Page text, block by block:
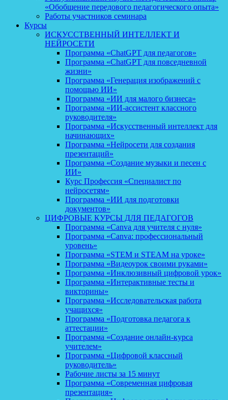
«Обобщение передового педагогического опыта»
Работы участников семинара
Курсы
ИСКУССТВЕННЫЙ ИНТЕЛЛЕКТ И
НЕЙРОСЕТИ
Программа «ChatGPT для педагогов»
Программа «ChatGPT для повседневной
жизни»
Программа «Генерация изображений с
помощью ИИ»
Программа «ИИ для малого бизнеса»
Программа «ИИ-ассистент классного
руководителя»
Программа «Искусственный интеллект для
начинающих»
Программа «Нейросети для создания
презентаций»
Программа «Создание музыки и песен с
ИИ»
Курс Профессия «Специалист по
нейросетям»
Программа «ИИ для подготовки
документов»
ЦИФРОВЫЕ КУРСЫ ДЛЯ ПЕДАГОГОВ
Программа «Canva для учителя с нуля»
Программа «Canva: профессиональный
уровень»
Программа «STEM и STEAM на уроке»
Программа «Видеоурок своими руками»
Программа «Инклюзивный цифровой урок»
Программа «Интерактивные тесты и
викторины»
Программа «Исследовательская работа
учащихся»
Программа «Подготовка педагога к
аттестации»
Программа «Создание онлайн-курса
учителем»
Программа «Цифровой классный
руководитель»
Рабочие листы за 15 минут
Программа «Современная цифровая
презентация»